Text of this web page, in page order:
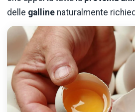
delle galline naturalmente